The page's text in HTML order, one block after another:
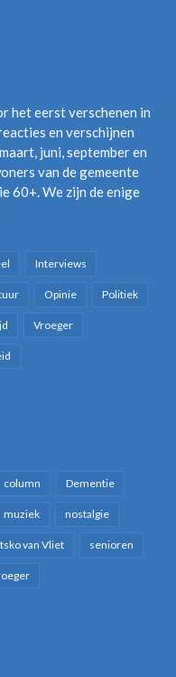
het eerst verschenen in
en verschijnen
juni, september en
van de gemeente
60+. We zijn de enige
Interviews
Opinie Politiek
Vroeger
column Dementie
muziek nostalgie
van Vliet senioren